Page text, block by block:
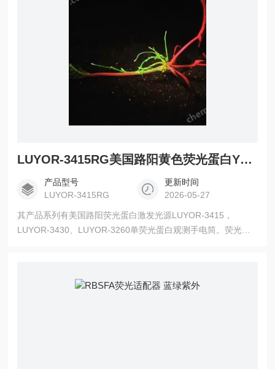
LUYOR-3415RG美国路阳黄色荧光蛋白YFP激发光源
产品型号
LUYOR-3415RG
更新时间
2026-05-27
其产品系列有美国路阳荧光蛋白激发光源LUYOR-3415，
LUYOR-3430、LUYOR-3260单荧光蛋白观测手电筒。荧光是
于样本的预筛选、辅助解剖、用于珊瑚研究等，常规用于水